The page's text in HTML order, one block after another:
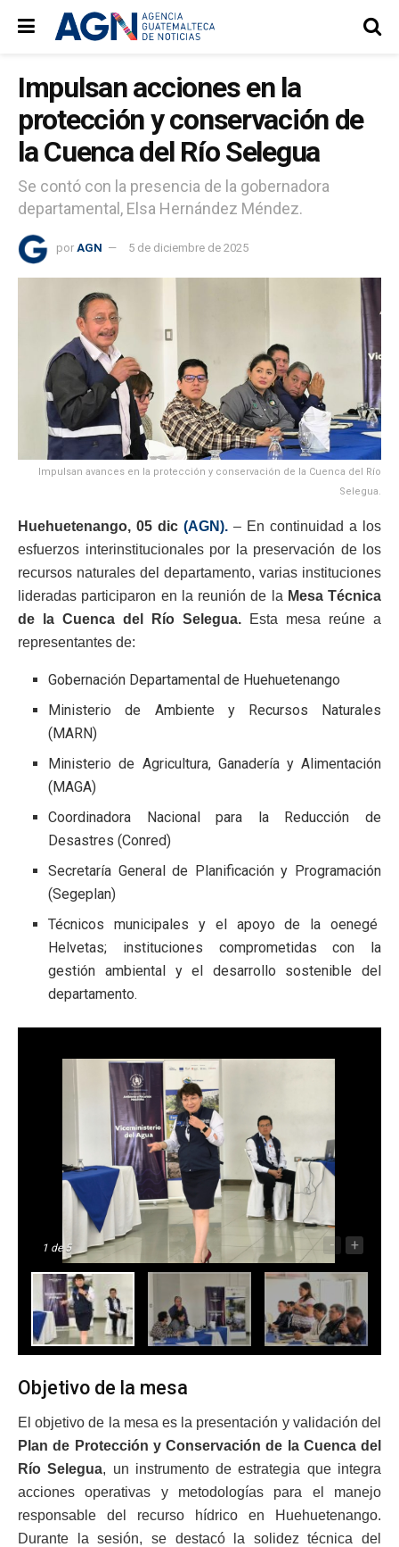
Impulsan acciones en la
protección y conservación de
la Cuenca del Río Selegua
Se contó con la presencia de la gobernadora
departamental, Elsa Hernández Méndez.
por AGN 5 de diciembre de 2025
Impulsan avances en la protección y conservación de la Cuenca del Río
Selegua.
Huehuetenango, 05 dic (AGN). – En continuidad a los
esfuerzos interinstitucionales por la preservación de los
recursos naturales del departamento, varias instituciones
lideradas participaron en la reunión de la Mesa Técnica
de la Cuenca del Río Selegua. Esta mesa reúne a
representantes de:
Gobernación Departamental de Huehuetenango
Ministerio de Ambiente y Recursos Naturales
(MARN)
Ministerio de Agricultura, Ganadería y Alimentación
(MAGA)
Coordinadora Nacional para la Reducción de
Desastres (Conred)
Secretaría General de Planificación y Programación
(Segeplan)
Técnicos municipales y el apoyo de la oenegé
Helvetas; instituciones comprometidas con la
gestión ambiental y el desarrollo sostenible del
departamento.
1 de 5 - +
Objetivo de la mesa
El objetivo de la mesa es la presentación y validación del
Plan de Protección y Conservación de la Cuenca del
Río Selegua, un instrumento de estrategia que integra
acciones operativas y metodologías para el manejo
responsable del recurso hídrico en Huehuetenango.
Durante la sesión, se destacó la solidez técnica del